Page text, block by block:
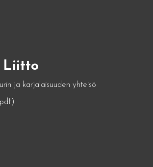
Liitto
ja karjalaisuuden yhteisö